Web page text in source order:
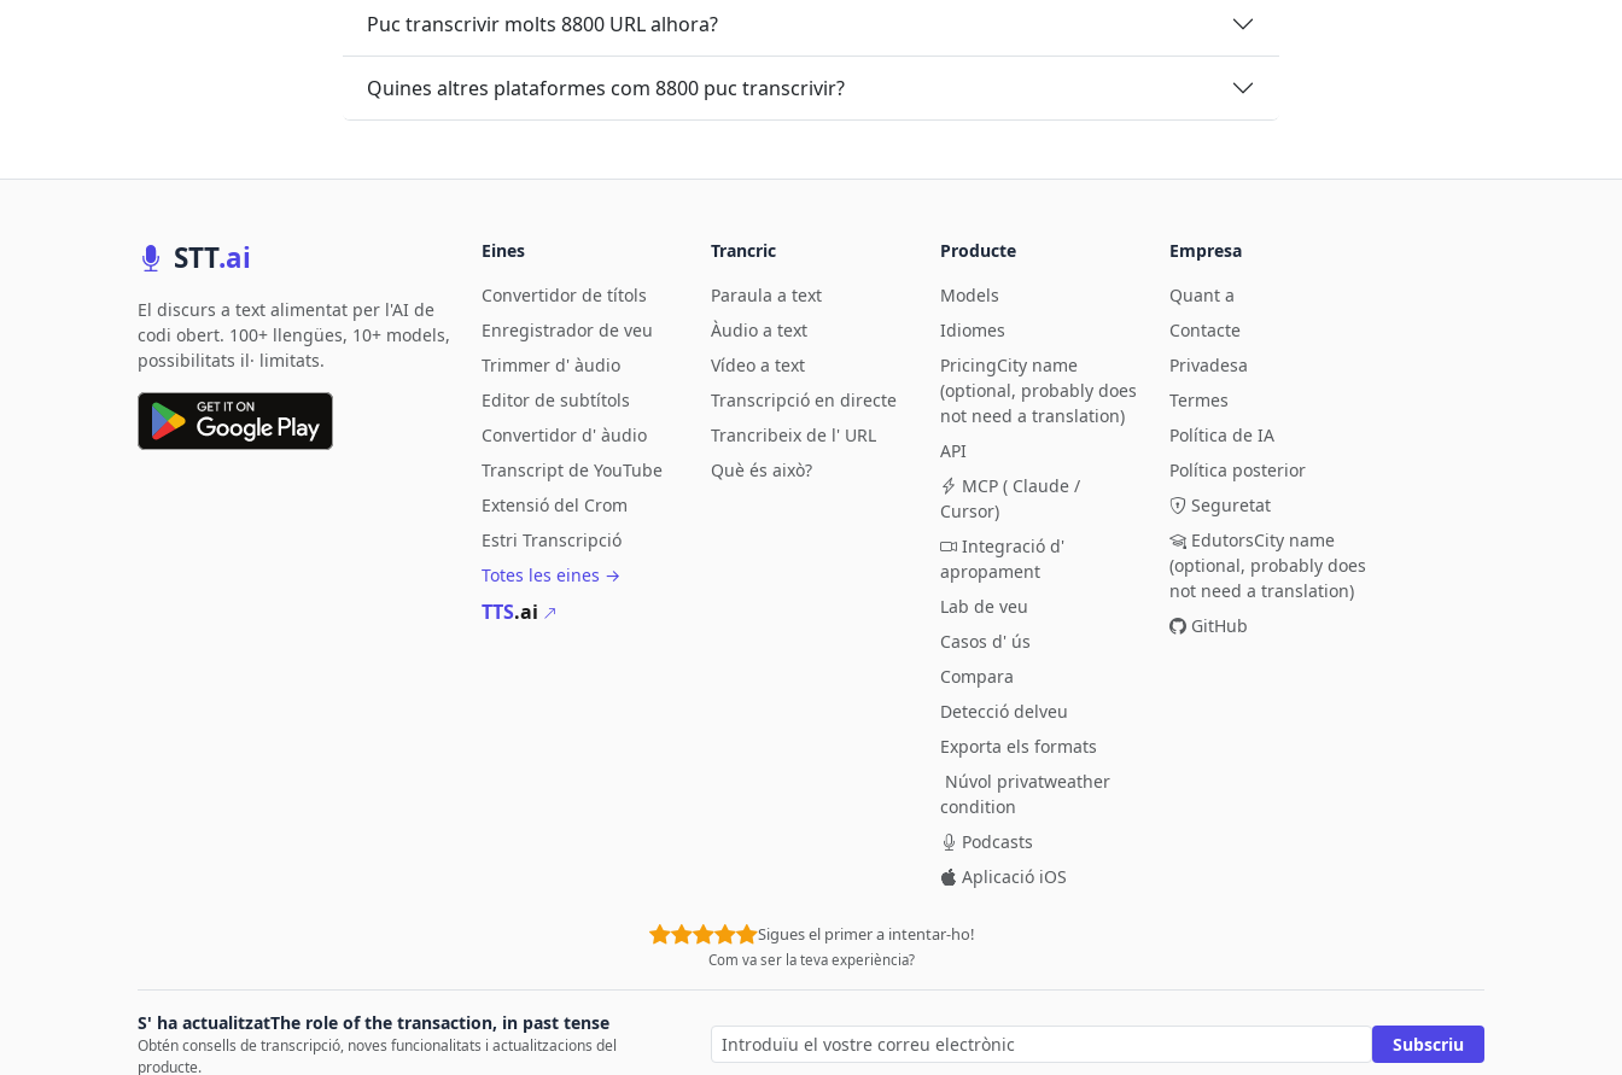
Puc transcrivir molts 8800 URL alhora?
Quines altres plataformes com 8800 puc transcrivir?
STT.ai
El discurs a text alimentat per l'AI de
codi obert. 100+ llengües, 10+ models,
possibilitats il· limitats.
Eines
Convertidor de títols
Enregistrador de veu
Trimmer d' àudio
Editor de subtítols
Convertidor d' àudio
Transcript de YouTube
Extensió del Crom
Estri Transcripció
Totes les eines →
TTS.ai
Trancric
Paraula a text
Àudio a text
Vídeo a text
Transcripció en directe
Trancribeix de l' URL
Què és això?
Producte
Models
Idiomes
PricingCity name
(optional, probably does
not need a translation)
API
MCP ( Claude /
Cursor)
Integració d'
apropament
Lab de veu
Casos d' ús
Compara
Detecció delveu
Exporta els formats
Núvol privatweather
condition
Podcasts
Aplicació iOS
Empresa
Quant a
Contacte
Privadesa
Termes
Política de IA
Política posterior
Seguretat
EdutorsCity name
(optional, probably does
not need a translation)
GitHub
Sigues el primer a intentar-ho!
Com va ser la teva experiència?
S' ha actualitzatThe role of the transaction, in past tense
Obtén consells de transcripció, noves funcionalitats i actualitzacions del
producte.
Subscriu